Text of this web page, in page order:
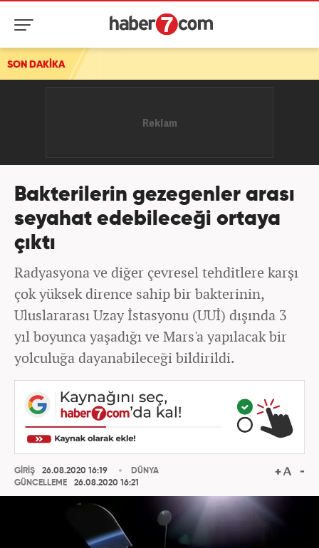
SON DAKİKASon dakika duyurdular! İsrail, ABD'den bağımsız İran'a
Bakterilerin gezegenler arası
seyahat edebileceği ortaya
çıktı
Radyasyona ve diğer çevresel tehditlere karşı
çok yüksek dirence sahip bir bakterinin,
Uluslararası Uzay İstasyonu (UUİ) dışında 3
yıl boyunca yaşadığı ve Mars'a yapılacak bir
yolculuğa dayanabileceği bildirildi.
GİRİŞ
26.08.2020 16:19
GÜNCELLEME
26.08.2020 16:21
DÜNYA